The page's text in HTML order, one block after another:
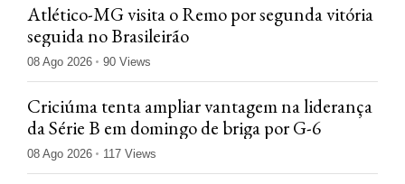
Atlético-MG visita o Remo por segunda vitória
seguida no Brasileirão
08 Ago 2026 90 Views
Criciúma tenta ampliar vantagem na liderança
da Série B em domingo de briga por G-6
08 Ago 2026 117 Views